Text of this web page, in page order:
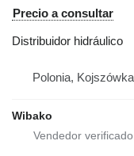
Precio a consultar
Distribuidor hidráulico
Polonia, Kojszówka
Wibako